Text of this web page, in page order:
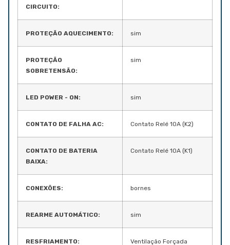
CIRCUITO:
PROTEÇÃO AQUECIMENTO: sim
PROTEÇÃO
SOBRETENSÃO:
sim
LED POWER - ON: sim
CONTATO DE FALHA AC: Contato Relé 10A (K2)
CONTATO DE BATERIA
BAIXA:
Contato Relé 10A (K1)
CONEXÕES: bornes
REARME AUTOMÁTICO: sim
RESFRIAMENTO:
Ventilação Forçada